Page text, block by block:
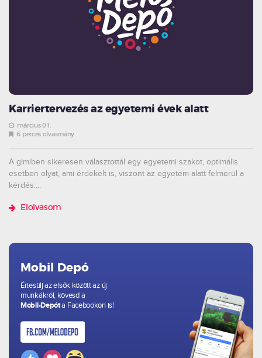
Karriertervezés az egyetemi évek alatt
március 01.
6 perces olvasmány
A gimiben sikeresen választottál egy egyetemi szakot, optimális
esetben olyat, ami érdekelt is, viszont az egyetem alatt felmerül a
kérdés....
Elolvasom
Mobil Depó
Értesülj az elsők között az új
munkákról, kövesd a
Mobil-Depóta Facebookon is!